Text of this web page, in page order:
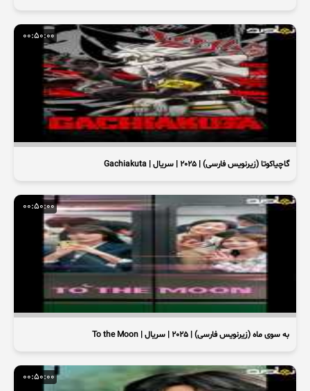
00:50:00
گاچیاکوتا (زیرنویس فارسی) | 2025 | سریال | Gachiakuta
00:50:00
به‌ سوی ماه (زیرنویس فارسی) | 2025 | سریال | To the Moon
00:50:00